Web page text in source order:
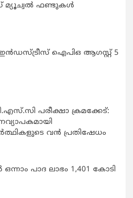
ഫണ്ടുകള്‍
ഐപിഒ ആഗസ്റ്റ് 5
പരീക്ഷാ ക്രമക്കേട്:
വന്‍ പ്രതിഷേധം
ഒന്നാം പാദ ലാഭം 1,401 കോടി